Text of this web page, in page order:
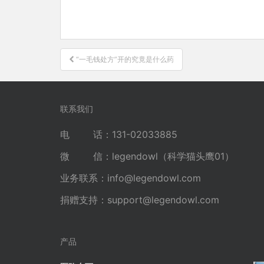
文
章
导
“一毛钱处方”开的究竟是什么药
联系我们
电 话：131-02033885
微 信：legendowl（科学猫头鹰01）
业务联系： info@legendowl.com
捐赠支持： support@legendowl.com
产品